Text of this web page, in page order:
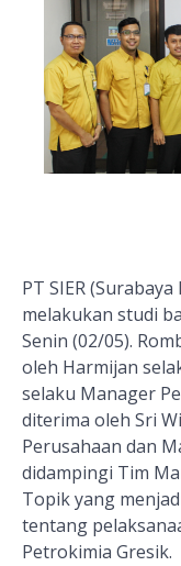
PT SIER
melakukan studi
Senin (02/05).
oleh Harmijan
selaku Manager
diterima oleh Sri
Perusahaan dan
didampingi Tim
Topik yang
tentang
Petrokimia Gresik.